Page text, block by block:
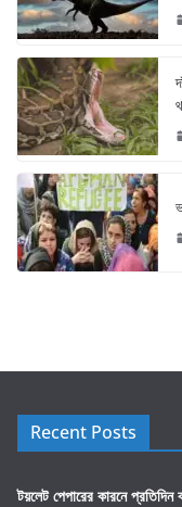
Recent Posts
টয়লেট পেপারের কারনে